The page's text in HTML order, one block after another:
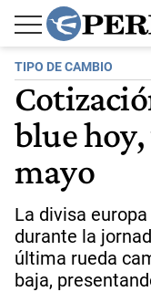
TIPO DE CAMBIO
blue
mayo
La divisa
durante la
última rueda
baja,